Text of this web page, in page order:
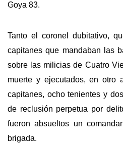
Goya 83.
Tanto el coronel dubitativo,
capitanes que mandaban las
sobre las milicias de Cuatro
muerte y ejecutados, en otro
capitanes, ocho tenientes y
de reclusión perpetua por
fueron absueltos un
brigada.